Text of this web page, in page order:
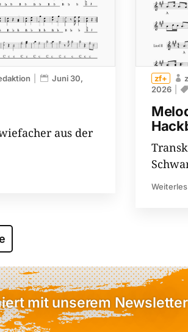
Juni 30,
aus der
2026
mit unserem Newsletter